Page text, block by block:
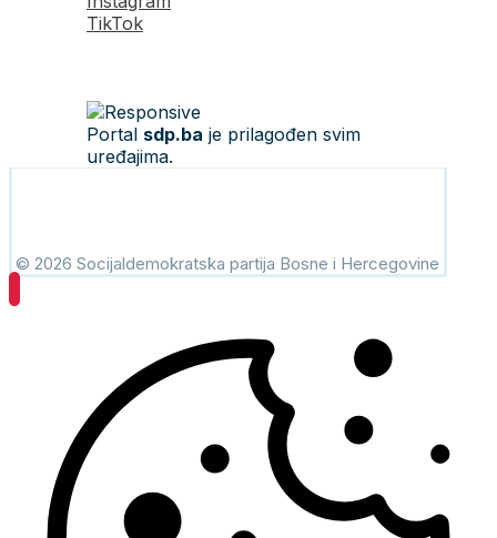
TikTok
Portal sdp.ba je prilagođen svim
uređajima.
© 2026 Socijaldemokratska partija Bosne i Hercegovine